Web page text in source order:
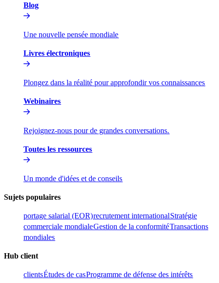
Blog​​
Une nouvelle pensée mondiale​​
Livres électroniques​​
Plongez dans la réalité pour approfondir vos connaissances​​
Webinaires​​
Rejoignez-nous pour de grandes conversations.​​
Toutes les ressources​​
Un monde d'idées et de conseils​​
Sujets populaires​​
portage salarial (EOR)​​recrutement international​​Stratégie
commerciale mondiale​​Gestion de la conformité​​Transactions
mondiales​​
Hub client​​
clients​​Études de cas​​Programme de défense des intérêts​​